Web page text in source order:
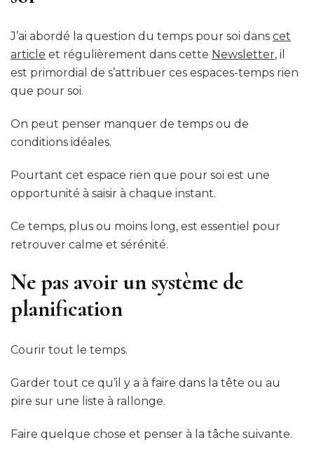
J’ai abordé la question du temps pour soi dans cet
article et régulièrement dans cette Newsletter, il
est primordial de s’attribuer ces espaces-temps rien
que pour soi.
On peut penser manquer de temps ou de
conditions idéales.
Pourtant cet espace rien que pour soi est une
opportunité à saisir à chaque instant.
Ce temps, plus ou moins long, est essentiel pour
retrouver calme et sérénité.
Ne pas avoir un système de
planification
Courir tout le temps.
Garder tout ce qu’il y a à faire dans la tête ou au
pire sur une liste à rallonge.
Faire quelque chose et penser à la tâche suivante.